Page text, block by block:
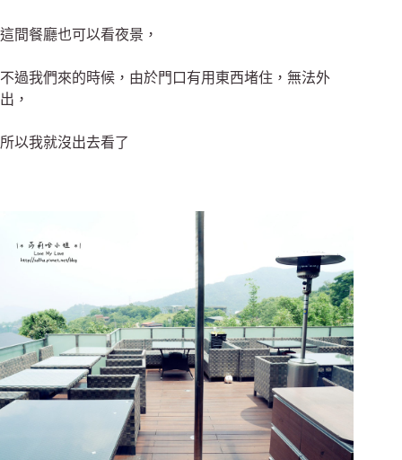
這間餐廳也可以看夜景，
不過我們來的時候，由於門口有用東西堵住，無法外
出，
所以我就沒出去看了